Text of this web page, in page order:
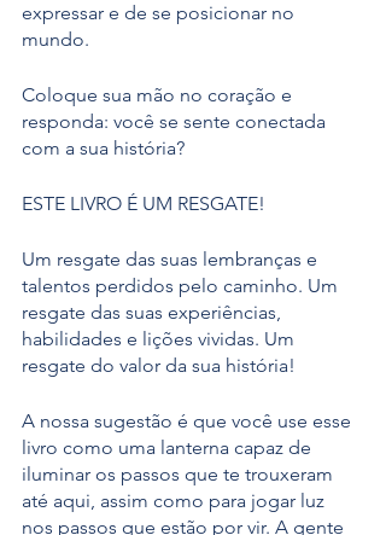
expressar e de se posicionar no
mundo.
Coloque sua mão no coração e
responda: você se sente conectada
com a sua história?
ESTE LIVRO É UM RESGATE!
Um resgate das suas lembranças e
talentos perdidos pelo caminho. Um
resgate das suas experiências,
habilidades e lições vividas. Um
resgate do valor da sua história!
A nossa sugestão é que você use esse
livro como uma lanterna capaz de
iluminar os passos que te trouxeram
até aqui, assim como para jogar luz
nos passos que estão por vir. A gente